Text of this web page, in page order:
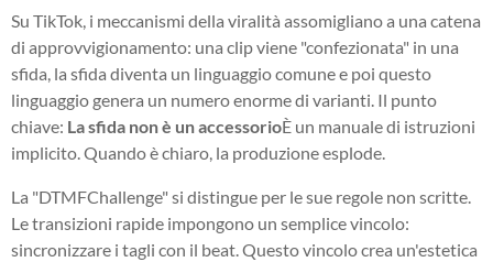
Su TikTok, i meccanismi della viralità assomigliano a una catena
di approvvigionamento: una clip viene "confezionata" in una
sfida, la sfida diventa un linguaggio comune e poi questo
linguaggio genera un numero enorme di varianti. Il punto
chiave: La sfida non è un accessorioÈ un manuale di istruzioni
implicito. Quando è chiaro, la produzione esplode.
La "DTMFChallenge" si distingue per le sue regole non scritte.
Le transizioni rapide impongono un semplice vincolo:
sincronizzare i tagli con il beat. Questo vincolo crea un'estetica